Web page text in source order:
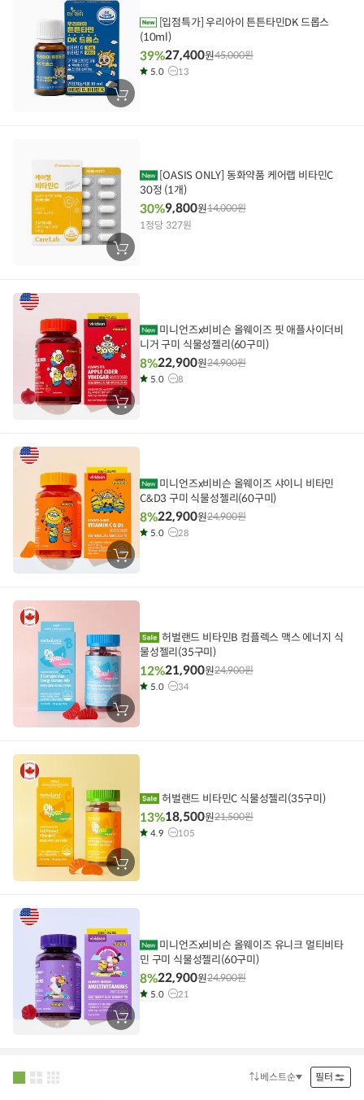
장
바
[입점특가] 우리아이 튼튼타민DK 드롭스
(10ml)
39%27,400원45,000원
5.0 13
장
바
에
기
[OASIS ONLY] 동화약품 케어랩 비타민C
30정 (1개)
30%9,800원14,000원
1정당 327원
장
바
에
기
미니언즈x비비슨 올웨이즈 핏 애플사이더비
니거 구미 식물성젤리(60구미)
8%22,900원24,900원
5.0 8
장
바
에
미니언즈x비비슨 올웨이즈 샤이니 비타민
C&D3 구미 식물성젤리(60구미)
8%22,900원24,900원
5.0 28
장
바
에
물성젤리(35구미)
12%21,900원24,900원
5.0 34
장
바
에
기
허벌랜드 비타민C 식물성젤리(35구미)
13%18,500원21,500원
4.9 105
장
바
미니언즈x비비슨 올웨이즈 유니크 멀티비타
민 구미 식물성젤리(60구미)
8%22,900원24,900원
5.0 21
정베스트순 필터